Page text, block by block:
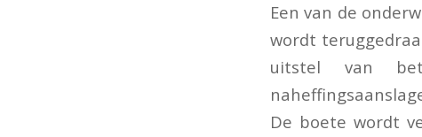
Een van de
wordt
uitstel van
De boete wordt